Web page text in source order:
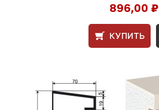
896,00 ₽
КУПИТЬ